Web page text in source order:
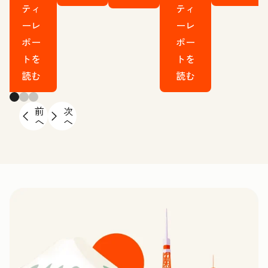
ティ
ーレ
ポー
トを
読む
ティ
ーレ
ポー
トを
読む
前
へ
次
へ